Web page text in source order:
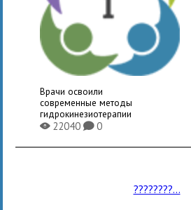
Врачи освоили
современные методы
гидрокинезиотерапии
X22040K0
????????...